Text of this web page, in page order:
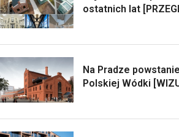
ostatnich lat
Na Pradze
Polskiej Wódki